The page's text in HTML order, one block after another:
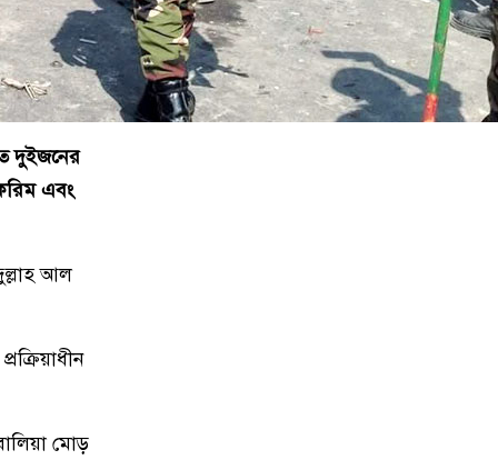
দুইজনের
এবং
আল
মোড়
বাকৃবির গবেষণা আড়িয়াল বিলের
কইসহ ৫ প্রজাতির মাছে
মাইক্রোপ্লাস্টিকের উপস্থিতি
১০